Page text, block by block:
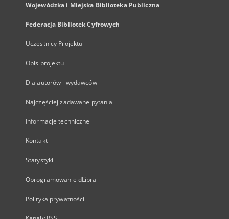
Wojewódzka i Miejska Biblioteka Publiczna
Federacja Bibliotek Cyfrowych
Uczestnicy Projektu
Opis projektu
Dla autorów i wydawców
Najczęściej zadawane pytania
Informacje techniczne
Kontakt
Statystyki
Oprogramowanie dLibra
Polityka prywatności